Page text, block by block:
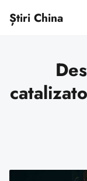
Știri China